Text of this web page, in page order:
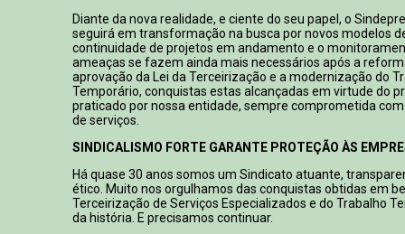
Diante da nova realidade, e ciente do seu papel, o
seguirá em transformação na busca por novos modelos
continuidade de projetos em andamento e o
ameaças se fazem ainda mais necessários após a
aprovação da Lei da Terceirização e a modernização do
Temporário, conquistas estas alcançadas em virtude do
praticado por nossa entidade, sempre comprometida
de serviços.
SINDICALISMO FORTE GARANTE PROTEÇÃO ÀS
Há quase 30 anos somos um Sindicato atuante,
ético. Muito nos orgulhamos das conquistas obtidas em
Terceirização de Serviços Especializados e do Trabalho
da história. E precisamos continuar.